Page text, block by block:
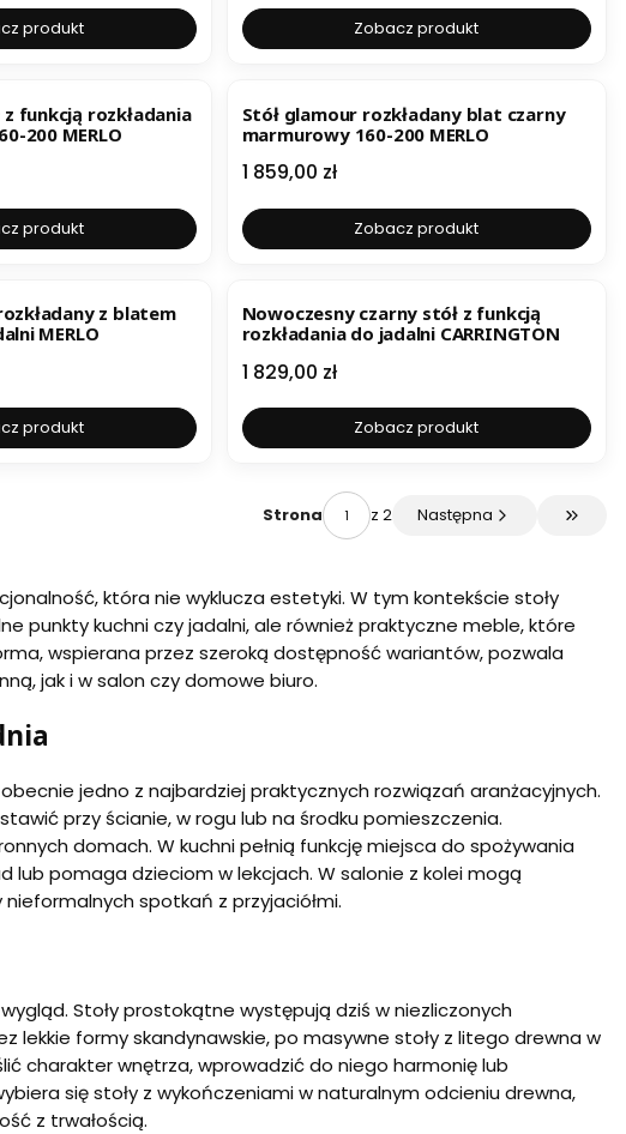
produkt Zobacz produkt
funkcją rozkładania
200 MERLO
produkt
Stół glamour rozkładany blat czarny
marmurowy 160-200 MERLO
Cena
1 859,00 zł
Zobacz produkt
z blatem
MERLO
produkt
Nowoczesny czarny stół z funkcją
rozkładania do jadalni CARRINGTON
Cena
1 829,00 zł
Zobacz produkt
Strona z 2 Następna
która nie wyklucza estetyki. W tym kontekście stoły
punkty kuchni czy jadalni, ale również praktyczne meble, które
wspierana przez szeroką dostępność wariantów, pozwala
jak i w salon czy domowe biuro.
jedno z najbardziej praktycznych rozwiązań aranżacyjnych.
przy ścianie, w rogu lub na środku pomieszczenia.
domach. W kuchni pełnią funkcję miejsca do spożywania
lub pomaga dzieciom w lekcjach. W salonie z kolei mogą
spotkań z przyjaciółmi.
Stoły prostokątne występują dziś w niezliczonych
formy skandynawskie, po masywne stoły z litego drewna w
charakter wnętrza, wprowadzić do niego harmonię lub
się stoły z wykończeniami w naturalnym odcieniu drewna,
z trwałością.